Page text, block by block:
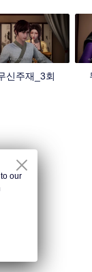
신주재_3회
our